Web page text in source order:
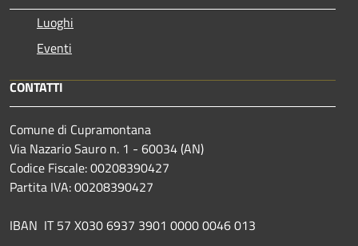
Luoghi
Eventi
CONTATTI
Comune di Cupramontana
Via Nazario Sauro n. 1 - 60034 (AN)
Codice Fiscale: 00208390427
Partita IVA: 00208390427
IBAN IT 57 X030 6937 3901 0000 0046 013